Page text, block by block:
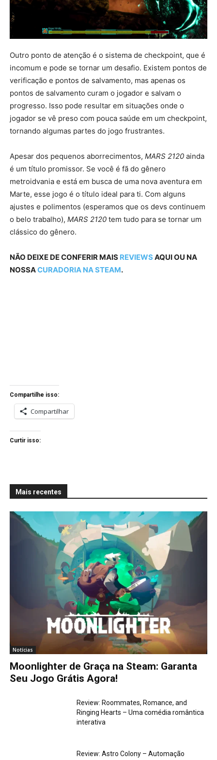
Outro ponto de atenção é o sistema de checkpoint, que é
incomum e pode se tornar um desafio. Existem pontos de
verificação e pontos de salvamento, mas apenas os
pontos de salvamento curam o jogador e salvam o
progresso. Isso pode resultar em situações onde o
jogador se vê preso com pouca saúde em um checkpoint,
tornando algumas partes do jogo frustrantes.
Apesar dos pequenos aborrecimentos, MARS 2120 ainda
é um título promissor. Se você é fã do gênero
metroidvania e está em busca de uma nova aventura em
Marte, esse jogo é o título ideal para ti. Com alguns
ajustes e polimentos (esperamos que os devs continuem
o belo trabalho), MARS 2120 tem tudo para se tornar um
clássico do gênero.
NÃO DEIXE DE CONFERIR MAIS REVIEWS AQUI OU NA
NOSSACURADORIA NA STEAM.
Compartilhe isso:
Compartilhar
Curtir isso:
Mais recentes
Notícias
Moonlighter de Graça na Steam: Garanta
Seu Jogo Grátis Agora!
Review: Roommates, Romance, and
Ringing Hearts – Uma comédia romântica
interativa
Review: Astro Colony – Automação